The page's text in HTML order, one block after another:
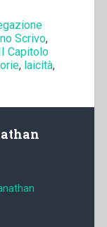
Scrivo,
Capitolo
, laicità,